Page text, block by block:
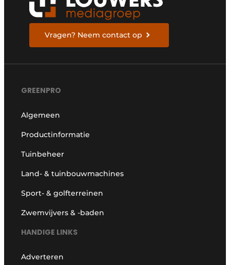
Vragen? Neem contact op
GREENPRO
Algemeen
Productinformatie
Tuinbeheer
Land- & tuinbouwmachines
Sport- & golfterreinen
Zwemvijvers & -baden
HANDIGE LINKS
Adverteren